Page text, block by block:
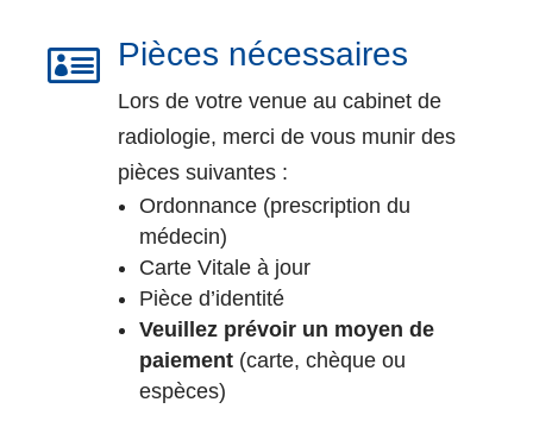
 Pièces nécessaires
Lors de votre venue au cabinet de
radiologie, merci de vous munir des
pièces suivantes :
Ordonnance (prescription du
médecin)
Carte Vitale à jour
Pièce d’identité
Veuillez prévoir un moyen de
paiement (carte, chèque ou
espèces)